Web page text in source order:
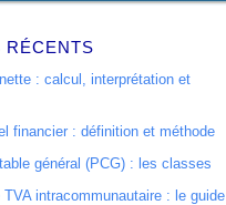
RÉCENTS
: calcul, interprétation et
financier : définition et méthode
général (PCG) : les classes
TVA intracommunautaire : le guide